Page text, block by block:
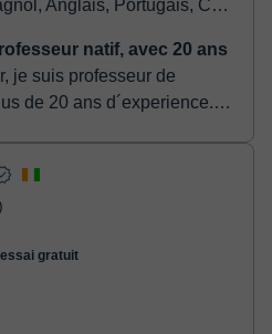
Parle: Français, Espagnol, Anglais, Portugais, Catalan
natif, avec 20 ans
de 20 ans d´experience.
gratuit